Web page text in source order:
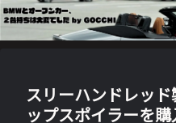
スリーハンドレッ
ップスポイラーを